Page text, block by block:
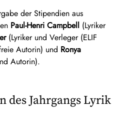
von dem AutorBjörn Kuhligk
der Stipendien aus
Paul-Henri Campbell (Lyriker
(Lyriker und Verleger (ELIF
Autorin) und Ronya
Autorin).
des Jahrgangs Lyrik